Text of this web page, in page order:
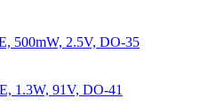
500mW, 2.5V, DO-35
1.3W, 91V, DO-41